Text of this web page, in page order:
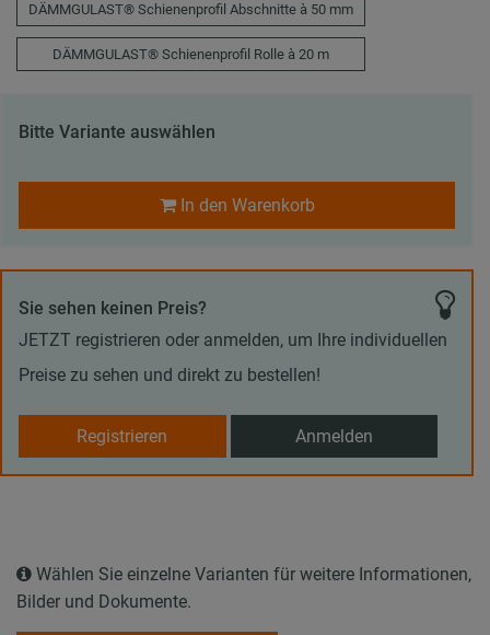
DÄMMGULAST® Schienenprofil Abschnitte à 50 mm
DÄMMGULAST® Schienenprofil Rolle à 20 m
Bitte Variante auswählen
In den Warenkorb
Sie sehen keinen Preis?
JETZT registrieren oder anmelden, um Ihre individuellen
Preise zu sehen und direkt zu bestellen!
Registrieren Anmelden
Wählen Sie einzelne Varianten für weitere Informationen,
Bilder und Dokumente.